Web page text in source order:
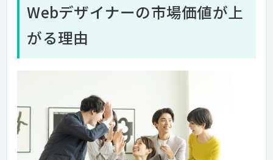
Webデザイナーの市場価値が上
がる理由